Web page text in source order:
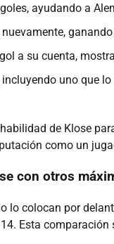
ayudando a
a su cuenta,
uno que
de Klose
como un
con otros
lo colocan por
Esta